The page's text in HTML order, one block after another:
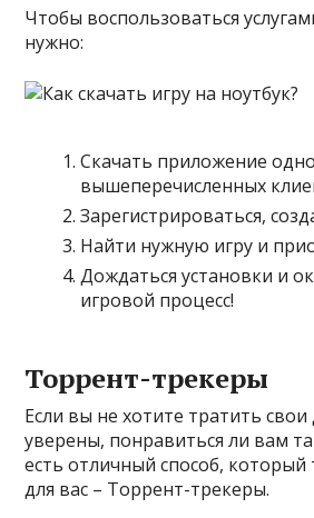
Чтобы воспользоваться
нужно:
Скачать приложение
вышеперечисленных
Зарегистрироваться,
Найти нужную игру и
Дождаться установки и
игровой процесс!
Торрент-трекеры
Если вы не хотите тратить свои
уверены, понравиться ли вам
есть отличный способ,
для вас – Торрент-трекеры.